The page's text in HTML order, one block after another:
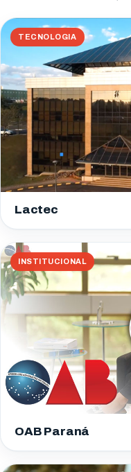
TECNOLOGIA
Lactec
INSTITUCIONAL
OAB Paraná